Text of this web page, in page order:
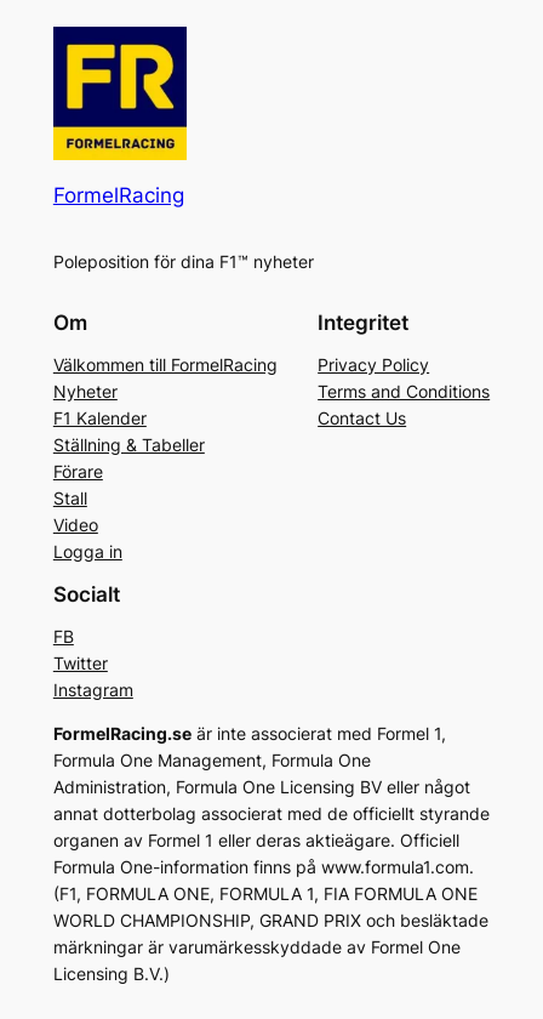
FormelRacing
Poleposition för dina F1™ nyheter
Om
Välkommen till FormelRacing
Nyheter
F1 Kalender
Ställning & Tabeller
Förare
Stall
Video
Logga in
Integritet
Privacy Policy
Terms and Conditions
Contact Us
Socialt
FB
Twitter
Instagram
FormelRacing.seär inte associerat med Formel 1,
Formula One Management, Formula One
Administration, Formula One Licensing BV eller något
annat dotterbolag associerat med de officiellt styrande
organen av Formel 1 eller deras aktieägare. Officiell
Formula One-information finns på www.formula1.com.
(F1, FORMULA ONE, FORMULA 1, FIA FORMULA ONE
WORLD CHAMPIONSHIP, GRAND PRIX och besläktade
märkningar är varumärkesskyddade av Formel One
Licensing B.V.)